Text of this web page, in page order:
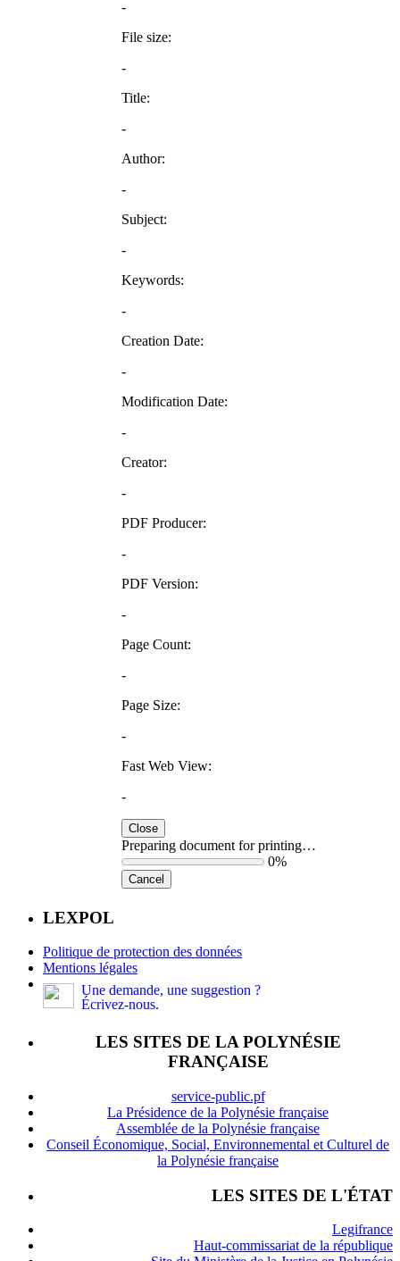
-
File size:
-
Title:
-
Author:
-
Subject:
-
Keywords:
-
Creation Date:
-
Modification Date:
-
Creator:
-
PDF Producer:
-
PDF Version:
-
Page Count:
-
Page Size:
-
Fast Web View:
-
Close
Preparing document for printing…
0%
Cancel
LEXPOL
Politique de protection des données
Mentions légales
Une demande, une suggestion ?
Écrivez-nous.
LES SITES DE LA POLYNÉSIE
FRANÇAISE
service-public.pf
La Présidence de la Polynésie française
Assemblée de la Polynésie française
Conseil Économique, Social, Environnemental et Culturel de
la Polynésie française
LES SITES DE L'ÉTAT
Legifrance
Haut-commissariat de la république